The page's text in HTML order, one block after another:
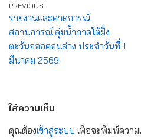
PREVIOUS
รายงานและคาดการณ์
สถานการณ์ ลุ่มน้ำภาคใต้ฝั่ง
ตะวันออกตอนล่าง ประจำวันที่ 1
มีนาคม 2569
ใส่ความเห็น
คุณต้องเข้าสู่ระบบ เพื่อจะพิมพ์ความ